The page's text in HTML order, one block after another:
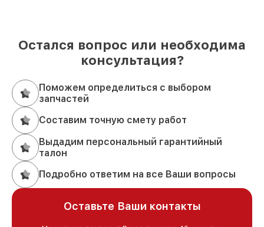
Остался вопрос или необходима
консультация?
Поможем определиться с выбором
запчастей
Составим точную смету работ
Выдадим персональный гарантийный
талон
Подробно ответим на все Ваши вопросы
Оставьте Ваши контакты